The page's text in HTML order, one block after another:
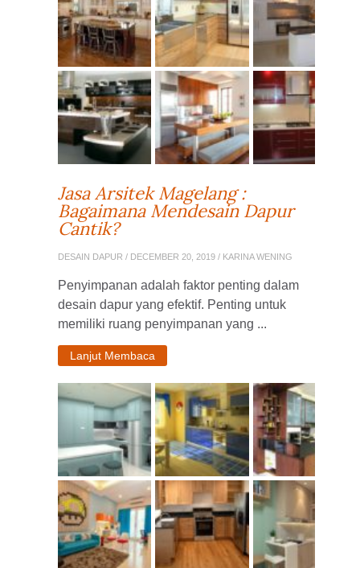
Jasa Arsitek Magelang :
Bagaimana Mendesain Dapur
Cantik?
DESAIN DAPUR / DECEMBER 20, 2019 / KARINA WENING
Penyimpanan adalah faktor penting dalam
desain dapur yang efektif. Penting untuk
memiliki ruang penyimpanan yang ...
Lanjut Membaca